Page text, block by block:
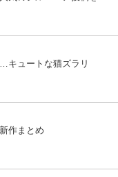
キュートな猫ズラリ
作まとめ